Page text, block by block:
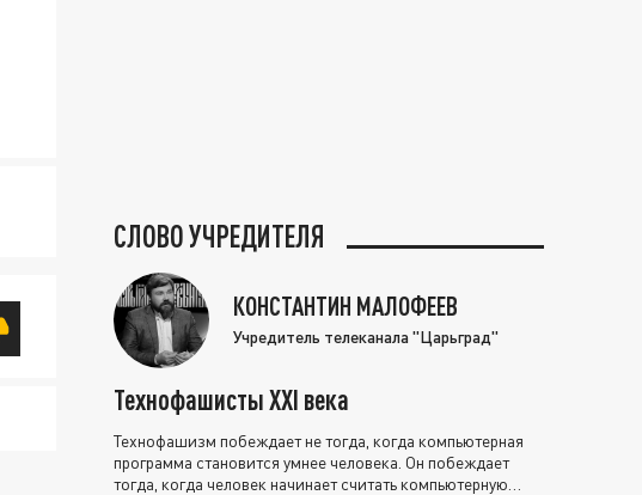
СЛОВО УЧРЕДИТЕЛЯ
КОНСТАНТИН МАЛОФЕЕВ
Учредитель телеканала "Царьград"
Технофашисты XXI века
Технофашизм побеждает не тогда, когда компьютерная
программа становится умнее человека. Он побеждает
тогда, когда человек начинает считать компьютерную